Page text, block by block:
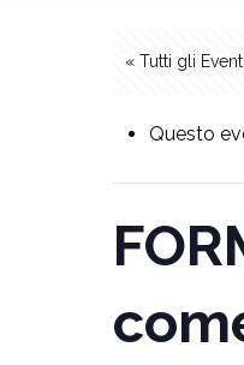
« Tutti gli Eventi
Questo